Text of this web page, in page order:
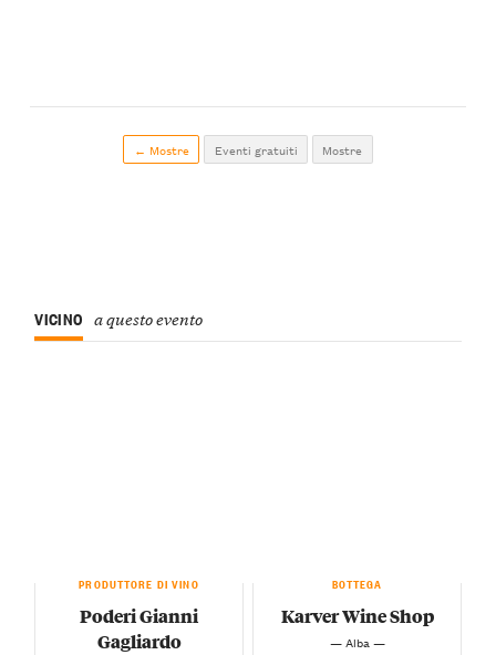
← Mostre Eventi gratuiti Mostre
VICINO a questo evento
PRODUTTORE DI VINO
Poderi Gianni
Gagliardo
BOTTEGA
Karver Wine Shop
— Alba —